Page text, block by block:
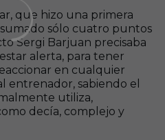
que hizo una primera
sólo cuatro puntos
Sergi Barjuan precisaba
alerta, para tener
en cualquier
entrenador, sabiendo el
utiliza,
decía, complejo y